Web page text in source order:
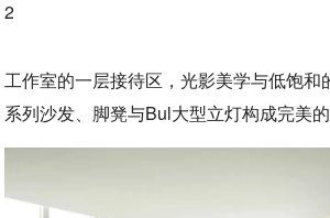
2
工作室的一层接待区，光影美学与低饱和
系列沙发、脚凳与Bul大型立灯构成完美的